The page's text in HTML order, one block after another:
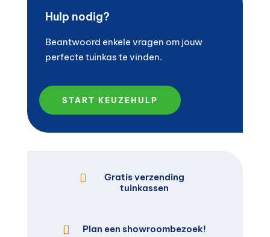
Hulp nodig?
Beantwoord enkele vragen om jouw
perfecte tuinkas te vinden.
START KEUZEHULP

Gratis verzending
tuinkassen
 Plan een showroombezoek!